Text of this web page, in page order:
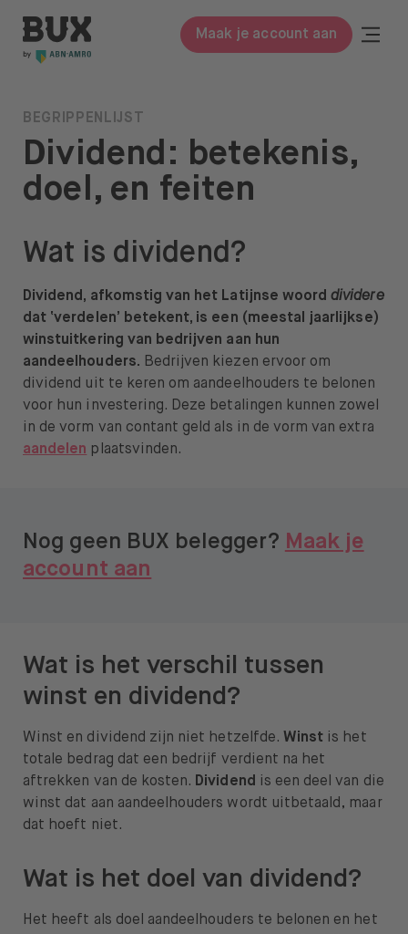
BUX | Doe meer met je geld NL
Maak je account aan
BUX Prime
Tarieven
ETF’s
Kennis
Beleggen in
Leer beleggen
Over ons
Over BUX
Help
NL
Open taal menu
Dividend: betekenis,
doel, en feiten
BEGRIPPENLIJST
Wat is dividend?
Dividend, afkomstig van het Latijnse woorddividere
dat ‘verdelen’ betekent, is een (meestal jaarlijkse)
winstuitkering van bedrijven aan hun
aandeelhouders. Bedrijven kiezen ervoor om
dividend uit te keren om aandeelhouders te belonen
voor hun investering. Deze betalingen kunnen zowel
in de vorm van contant geld als in de vorm van extra
aandelen plaatsvinden.
Nog geen BUX belegger? Maak je
account aan
Wat is het verschil tussen
winst en dividend?
Winst en dividend zijn niet hetzelfde. Winst is het
totale bedrag dat een bedrijf verdient na het
aftrekken van de kosten. Dividend is een deel van die
winst dat aan aandeelhouders wordt uitbetaald, maar
dat hoeft niet.
Wat is het doel van dividend?
Het heeft als doel aandeelhouders te belonen en het
Close